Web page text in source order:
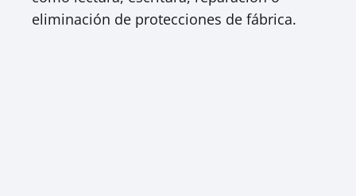
eliminación de protecciones de fábrica.